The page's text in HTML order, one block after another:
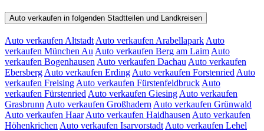
Auto verkaufen in folgenden Stadtteilen und Landkreisen
Auto verkaufen Altstadt Auto verkaufen Arabellapark Auto
verkaufen München Au Auto verkaufen Berg am Laim Auto
verkaufen Bogenhausen Auto verkaufen Dachau Auto verkaufen
Ebersberg Auto verkaufen Erding Auto verkaufen Forstenried Auto
verkaufen Freising Auto verkaufen Fürstenfeldbruck Auto
verkaufen Fürstenried Auto verkaufen Giesing Auto verkaufen
Grasbrunn Auto verkaufen Großhadern Auto verkaufen Grünwald
Auto verkaufen Haar Auto verkaufen Haidhausen Auto verkaufen
Höhenkrichen Auto verkaufen Isarvorstadt Auto verkaufen Lehel